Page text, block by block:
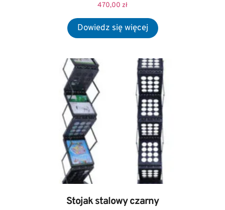
470,00 zł
Stojak stalowy czarny